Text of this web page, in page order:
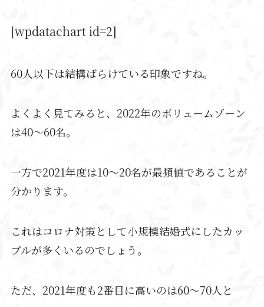
[wpdatachart id=2]
60人以下は結構ばらけている印象ですね。
よくよく見てみると、2022年のボリュームゾーン
は40～60名。
一方で2021年度は10～20名が最頻値であることが
分かります。
これはコロナ対策として小規模結婚式にしたカッ
プルが多くいるのでしょう。
ただ、2021年度も2番目に高いのは60～70人と